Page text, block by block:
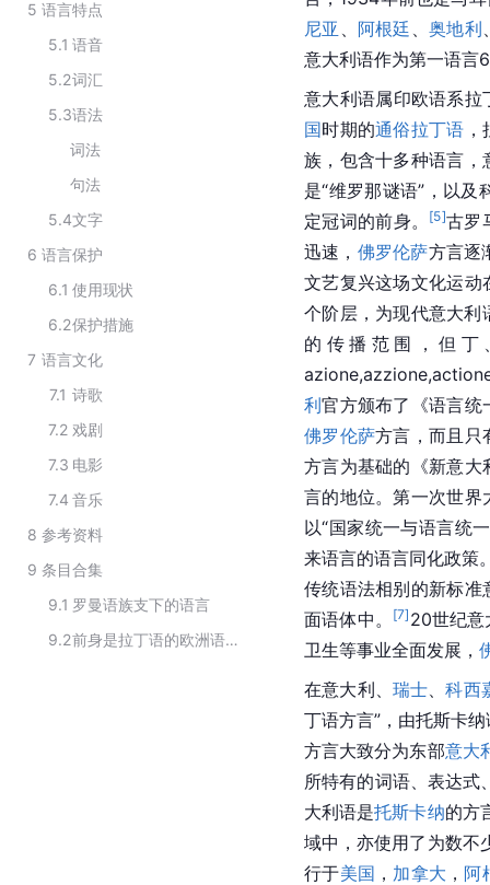
5 语言特点
5.1 语音
5.2词汇
5.3语法
词法
句法
5.4文字
6 语言保护
6.1 使用现状
6.2保护措施
7 语言文化
7.1 诗歌
7.2 戏剧
7.3 电影
7.4 音乐
8 参考资料
9 条目合集
9.1 罗曼语族支下的语言
9.2
前身是拉丁语的欧洲语言
尼亚
阿根廷 、奥地利
意大利语作为第一语言
意大利语属印欧语系
国时期的通俗拉丁语
族，包含十多种语言，
是“维罗那谜语”，以
定冠词的前身。
[5]古罗
迅速， 佛罗伦萨方言逐
文艺复兴这场文化运动
个阶层，为现代意大利
的传播范围，但丁
利官方颁布了《语言统
佛罗伦萨方言，而且只
方言为基础的《新意大
言的地位。第一次世
以“国家统一与语言统
来语言的语言同化政策
传统语法相别的新标准
面语体中。
[7] 20世纪意
卫生等事业全面发展，
在意大利、 瑞士 、科西
丁语方言”，由托斯卡
方言大致分为东部意大
所特有的词语、表达
大利语是托斯卡纳的方
域中，亦使用了为数不
行于美国 ， 加拿大 ， 阿